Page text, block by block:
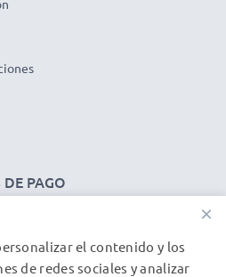
PAGO
DE ENVÍO
×
el contenido y los
de redes sociales y analizar